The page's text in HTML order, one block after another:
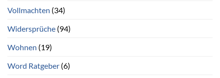
Vollmachten (34)
Widersprüche (94)
Wohnen (19)
Word Ratgeber (6)